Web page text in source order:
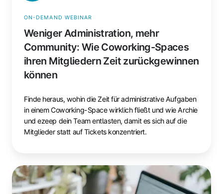
ON-DEMAND WEBINAR
Weniger Administration, mehr
Community: Wie Coworking-Spaces
ihren Mitgliedern Zeit zurückgewinnen
können
Finde heraus, wohin die Zeit für administrative Aufgaben
in einem Coworking-Space wirklich fließt und wie Archie
und ezeep dein Team entlasten, damit es sich auf die
Mitglieder statt auf Tickets konzentriert.
7
Fehler,